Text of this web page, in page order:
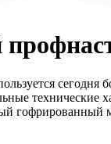
сегодня
технические
гофрированный